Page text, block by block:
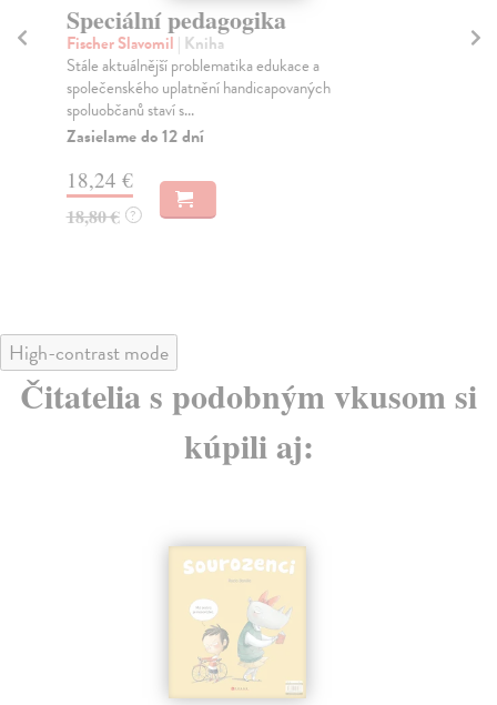
Speciální pedagogika
Fischer Slavomil | Kniha
Stále aktuálnější problematika edukace a
společenského uplatnění handicapovaných
spoluobčanů staví s...
Zasielame do 12 dní
18,24 €
18,80 € ?
High-contrast mode
Čitatelia s podobným vkusom si
kúpili aj: